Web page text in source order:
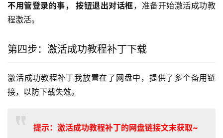
不用管登录的事， 按钮退出对话框，准备开始激活成功教
程激活。
第四步：激活成功教程补丁下载
激活成功教程补丁我放置在了网盘中，提供了多个备用链
接，以防下载失效。
提示：激活成功教程补丁的网盘链接文末获取~